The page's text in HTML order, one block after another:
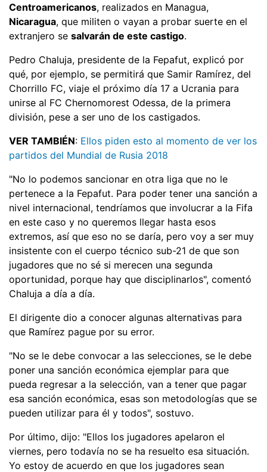
Centroamericanos, realizados en Managua,
Nicaragua, que militen o vayan a probar suerte en el
extranjero se salvarán de este castigo.
Pedro Chaluja, presidente de la Fepafut, explicó por
qué, por ejemplo, se permitirá que Samir Ramírez, del
Chorrillo FC, viaje el próximo día 17 a Ucrania para
unirse al FC Chernomorest Odessa, de la primera
división, pese a ser uno de los castigados.
VER TAMBIÉN: Ellos piden esto al momento de ver los
partidos del Mundial de Rusia 2018
"No lo podemos sancionar en otra liga que no le
pertenece a la Fepafut. Para poder tener una sanción a
nivel internacional, tendríamos que involucrar a la Fifa
en este caso y no queremos llegar hasta esos
extremos, así que eso no se daría, pero voy a ser muy
insistente con el cuerpo técnico sub-21 de que son
jugadores que no sé si merecen una segunda
oportunidad, porque hay que disciplinarlos", comentó
Chaluja a día a día.
El dirigente dio a conocer algunas alternativas para
que Ramírez pague por su error.
"No se le debe convocar a las selecciones, se le debe
poner una sanción económica ejemplar para que
pueda regresar a la selección, van a tener que pagar
esa sanción económica, esas son metodologías que se
pueden utilizar para él y todos", sostuvo.
Por último, dijo: "Ellos los jugadores apelaron el
viernes, pero todavía no se ha resuelto esa situación.
Yo estoy de acuerdo en que los jugadores sean